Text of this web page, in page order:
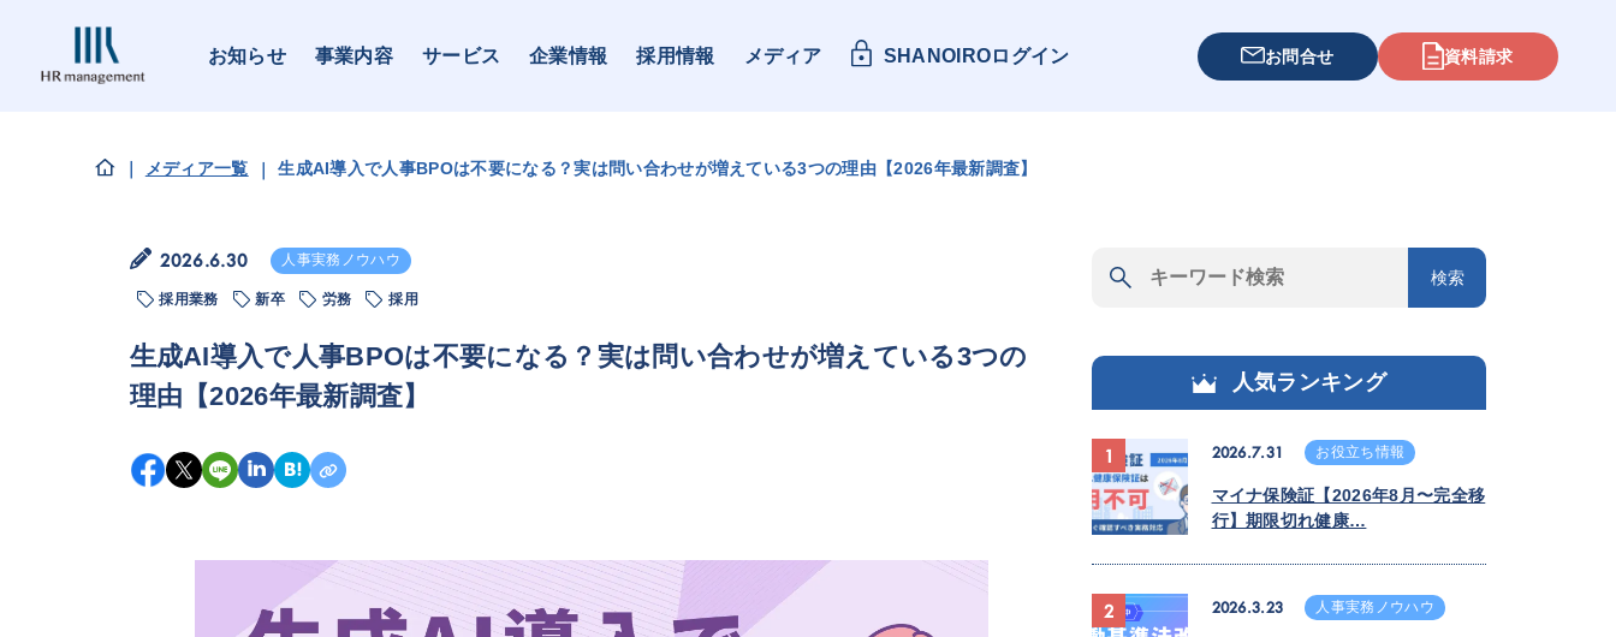
お問合せ 資料請求
お知らせ 事業内容 サービス 企業情報 採用情報 メディア SHANOIROログイン
メディア一覧 生成AI導入で人事BPOは不要になる？実は問い合わせが増えている3つの理由【2026年最新調査】
2026.6.30 人事実務ノウハウ
採用業務 新卒 労務 採用
生成AI導入で人事BPOは不要になる？実は問い合わせが増えている3つの
理由【2026年最新調査】
検索
人気ランキング
2026.7.31 お役立ち情報
マイナ保険証【2026年8月〜完全移
行】期限切れ健康…
1
2026.3.23 人事実務ノウハウ
2